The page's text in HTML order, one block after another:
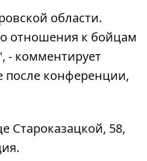
области.
отношения к бойцам
- комментирует
после конференции,
Староказацкой, 58,